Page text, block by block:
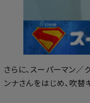
さらに、スーパーマン／
ンナさんをはじめ、吹